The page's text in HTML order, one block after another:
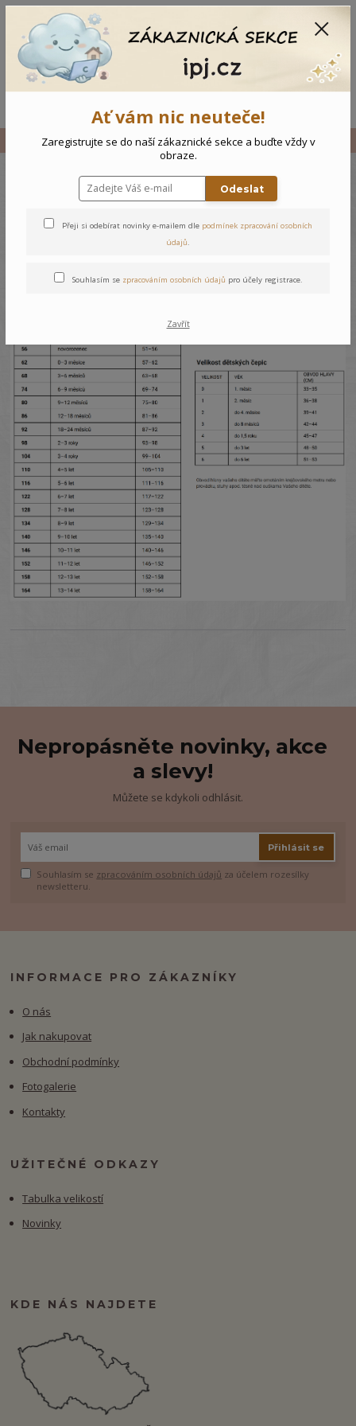
Tabulka velikostí
Tabulka velikostí
Nepropásněte novinky, akce
a slevy!
Můžete se kdykoli odhlásit.
Přihlásit se
Souhlasím se zpracováním osobních údajů za účelem rozesílky
newsletteru.
INFORMACE PRO ZÁKAZNÍKY
O nás
Jak nakupovat
Obchodní podmínky
Fotogalerie
Kontakty
UŽITEČNÉ ODKAZY
Tabulka velikostí
Novinky
KDE NÁS NAJDETE
Ať vám nic neuteče!
Zaregistrujte se do naší zákaznické sekce a buďte vždy v
obraze.
Odeslat
Přeji si odebírat novinky e-mailem dle podmínek zpracování osobních
údajů.
Souhlasím se zpracováním osobních údajů pro účely registrace.
Zavřít